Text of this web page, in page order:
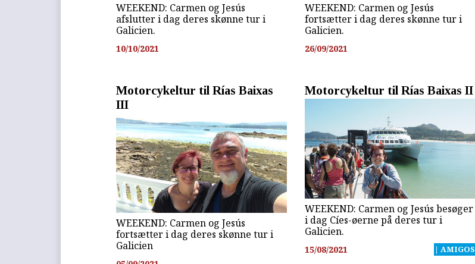
WEEKEND: Carmen og Jesús
afslutter i dag deres skønne tur i
Galicien.
10/10/2021
WEEKEND: Carmen og Jesús
fortsætter i dag deres skønne tur i
Galicien.
26/09/2021
Motorcykeltur til Rías Baixas
III
WEEKEND: Carmen og Jesús
fortsætter i dag deres skønne tur i
Galicien
Motorcykeltur til Rías Baixas II
WEEKEND: Carmen og Jesús besøger
i dag Cíes-øerne på deres tur i
Galicien.
15/08/2021 | AMIGOS